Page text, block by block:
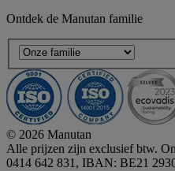
Ontdek de Manutan familie
© 2026 Manutan
Alle prijzen zijn exclusief btw.
0414 642 831, IBAN: BE21